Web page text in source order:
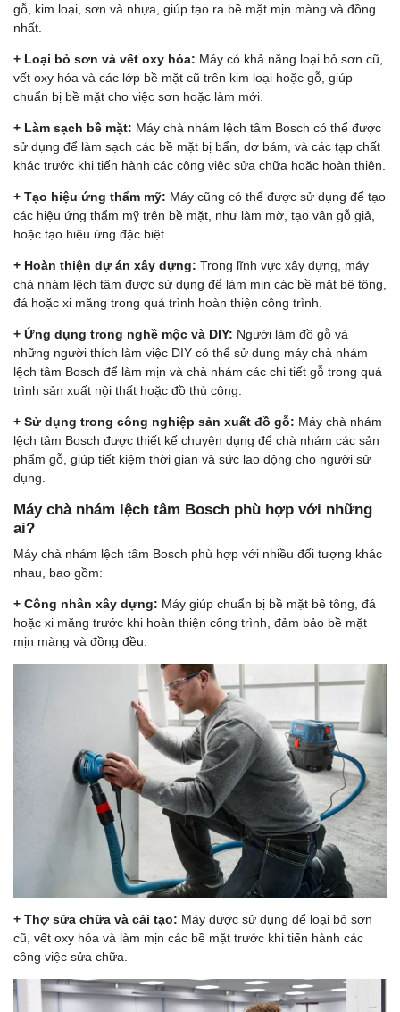
gỗ, kim loại, sơn và nhựa, giúp tạo ra bề mặt mịn màng và đồng
nhất.
+ Loại bỏ sơn và vết oxy hóa: Máy có khả năng loại bỏ sơn cũ,
vết oxy hóa và các lớp bề mặt cũ trên kim loại hoặc gỗ, giúp
chuẩn bị bề mặt cho việc sơn hoặc làm mới.
+ Làm sạch bề mặt: Máy chà nhám lệch tâm Bosch có thể được
sử dụng để làm sạch các bề mặt bị bẩn, dơ bám, và các tạp chất
khác trước khi tiến hành các công việc sửa chữa hoặc hoàn thiện.
+ Tạo hiệu ứng thẩm mỹ: Máy cũng có thể được sử dụng để tạo
các hiệu ứng thẩm mỹ trên bề mặt, như làm mờ, tạo vân gỗ giả,
hoặc tạo hiệu ứng đặc biệt.
+ Hoàn thiện dự án xây dựng: Trong lĩnh vực xây dựng, máy
chà nhám lệch tâm được sử dụng để làm mịn các bề mặt bê tông,
đá hoặc xi măng trong quá trình hoàn thiện công trình.
+ Ứng dụng trong nghề mộc và DIY: Người làm đồ gỗ và
những người thích làm việc DIY có thể sử dụng máy chà nhám
lệch tâm Bosch để làm mịn và chà nhám các chi tiết gỗ trong quá
trình sản xuất nội thất hoặc đồ thủ công.
+ Sử dụng trong công nghiệp sản xuất đồ gỗ: Máy chà nhám
lệch tâm Bosch được thiết kế chuyên dụng để chà nhám các sản
phẩm gỗ, giúp tiết kiệm thời gian và sức lao động cho người sử
dụng.
Máy chà nhám lệch tâm Bosch phù hợp với những
ai?
Máy chà nhám lệch tâm Bosch phù hợp với nhiều đối tượng khác
nhau, bao gồm:
+ Công nhân xây dựng: Máy giúp chuẩn bị bề mặt bê tông, đá
hoặc xi măng trước khi hoàn thiện công trình, đảm bảo bề mặt
mịn màng và đồng đều.
+ Thợ sửa chữa và cải tạo: Máy được sử dụng để loại bỏ sơn
cũ, vết oxy hóa và làm mịn các bề mặt trước khi tiến hành các
công việc sửa chữa.